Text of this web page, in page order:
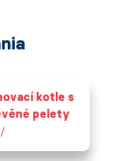
kotle s
pelety